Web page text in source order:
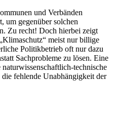
und Verbänden
um gegenüber solchen
Zu recht! Doch hierbei zeigt
meist nur billige
Politikbetrieb oft nur dazu
Sachprobleme zu lösen. Eine
technische
fehlende Unabhängigkeit der